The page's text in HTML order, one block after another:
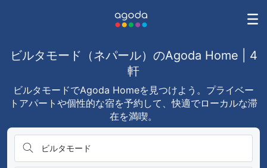
ビルタモード（ネパール）のAgoda Home | 4
軒
ビルタモードでAgoda Homeを見つけよう。プライベー
トアパートや個性的な宿を予約して、快適でローカルな滞
在を満喫。
ビルタモード